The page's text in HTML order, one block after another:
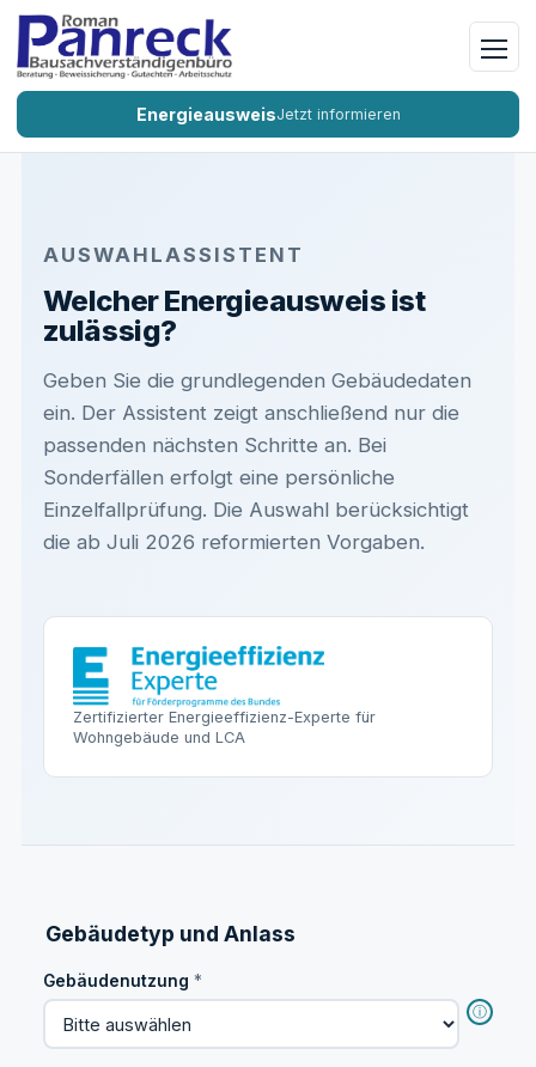
EnergieausweisJetzt informieren
AUSWAHLASSISTENT
Welcher Energieausweis ist
zulässig?
Geben Sie die grundlegenden Gebäudedaten
ein. Der Assistent zeigt anschließend nur die
passenden nächsten Schritte an. Bei
Sonderfällen erfolgt eine persönliche
Einzelfallprüfung. Die Auswahl berücksichtigt
die ab Juli 2026 reformierten Vorgaben.
Zertifizierter Energieeffizienz-Experte für
Wohngebäude und LCA
Gebäudetyp und Anlass
Gebäudenutzung *
ⓘ